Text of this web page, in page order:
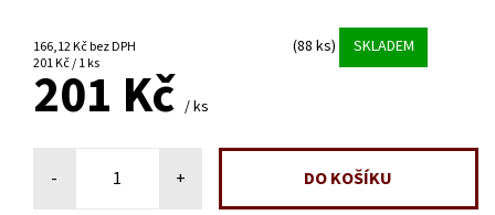
166,12 Kč bez DPH
201 Kč / 1 ks
(88 ks) SKLADEM
201 Kč / ks
- +